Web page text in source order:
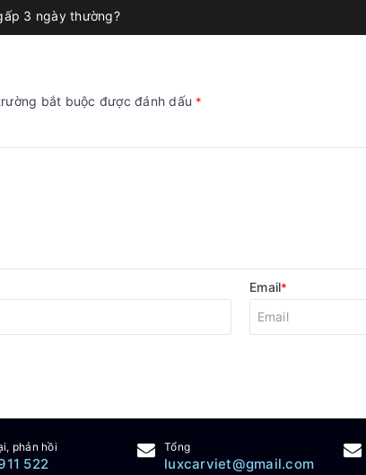
3 ngày thường?
bắt buộc được đánh dấu *
Email*
phản hồi
522
Tổng
luxcarviet@gmail.com